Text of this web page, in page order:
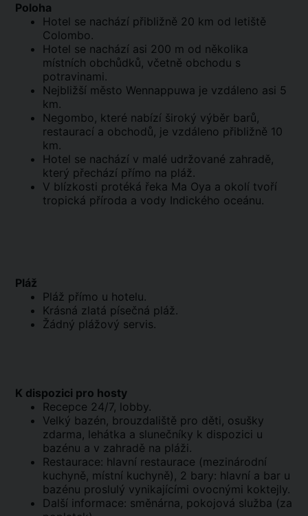
Poloha
Hotel se nachází přibližně 20 km od letiště
Colombo.
Hotel se nachází asi 200 m od několika
místních obchůdků, včetně obchodu s
potravinami.
Nejbližší město Wennappuwa je vzdáleno asi 5
km.
Negombo, které nabízí široký výběr barů,
restaurací a obchodů, je vzdáleno přibližně 10
km.
Hotel se nachází v malé udržované zahradě,
který přechází přímo na pláž.
V blízkosti protéká řeka Ma Oya a okolí tvoří
tropická příroda a vody Indického oceánu.
Pláž
Pláž přímo u hotelu.
Krásná zlatá písečná pláž.
Žádný plážový servis.
K dispozici pro hosty
Recepce 24/7, lobby.
Velký bazén, brouzdaliště pro děti, osušky
zdarma, lehátka a slunečníky k dispozici u
bazénu a v zahradě na pláži.
Restaurace: hlavní restaurace (mezinárodní
kuchyně, místní kuchyně), 2 bary: hlavní a bar u
bazénu proslulý vynikajícími ovocnými koktejly.
Další informace: směnárna, pokojová služba (za